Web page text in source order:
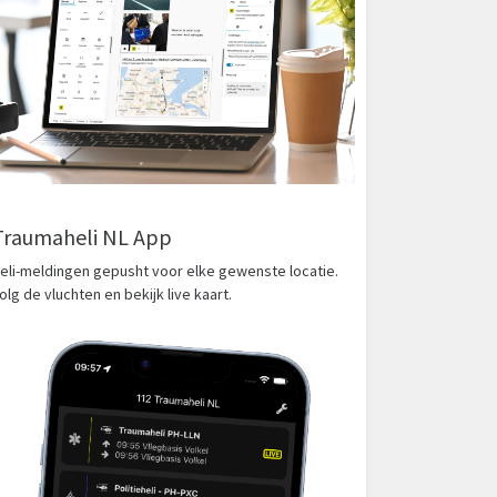
NL App
meldingen gepusht voor elke gewenste locatie.
de vluchten en bekijk live kaart.